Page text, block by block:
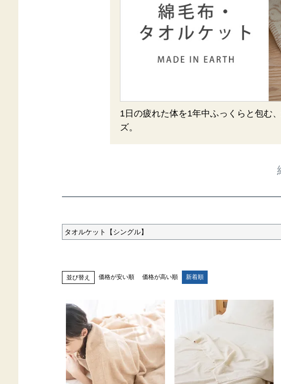
1日の疲れた体を1年中ふっくらと包む
ズ。
タオルケット【シングル】
並び替え 価格が安い順 価格が高い順 新着順